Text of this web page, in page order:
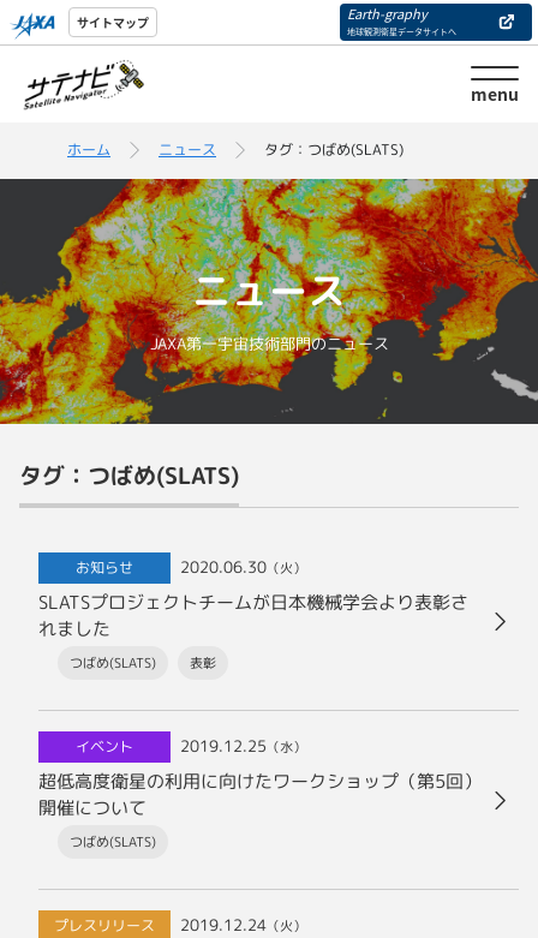
サイトマップ Earth-graphy
地球観測衛星データサイトへ
menu
ホーム ニュース タグ：つばめ(SLATS)
ニュース
JAXA第一宇宙技術部門のニュース
タグ：つばめ(SLATS)
お知らせ 2020.06.30 （火）
SLATSプロジェクトチームが日本機械学会より表彰さ
れました
つばめ(SLATS) 表彰
イベント 2019.12.25 （水）
超低高度衛星の利用に向けたワークショップ（第5回）
開催について
つばめ(SLATS)
プレスリリース 2019.12.24 （火）